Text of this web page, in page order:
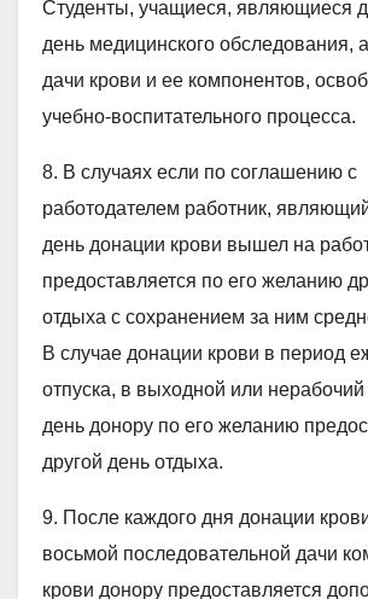
Студенты, учащиеся, являющиеся
день медицинского обследования,
дачи крови и ее компонентов,
учебно-воспитательного процесса.
8. В случаях если по соглашению с
работодателем работник,
день донации крови вышел на
предоставляется по его желанию
отдыха с сохранением за ним
В случае донации крови в период
отпуска, в выходной или
день донору по его желанию
другой день отдыха.
9. После каждого дня донации
восьмой последовательной дачи
крови донору предоставляется